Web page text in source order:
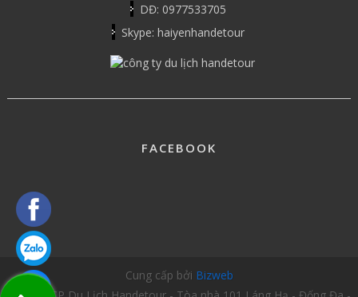
DĐ: 0977533705
Skype: haiyenhandetour
FACEBOOK
Cung cấp bởi Bizweb